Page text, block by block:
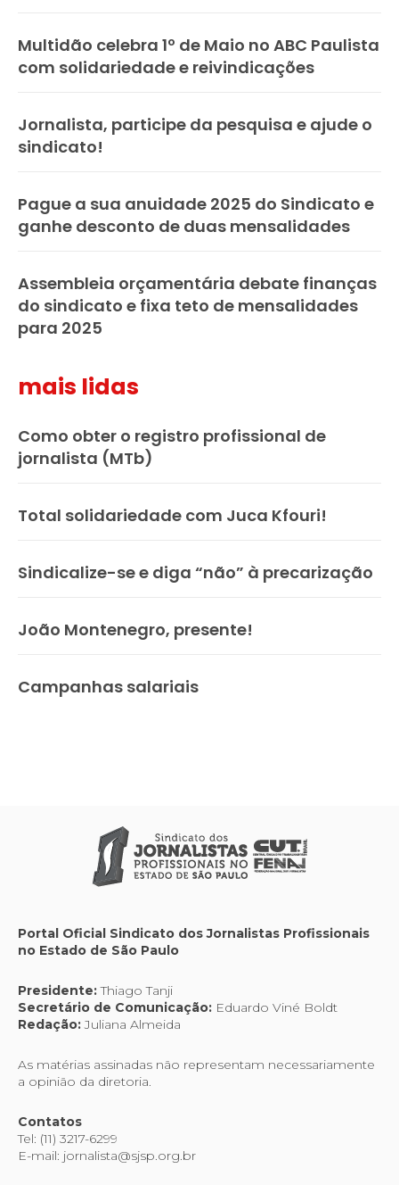
Multidão celebra 1º de Maio no ABC Paulista
com solidariedade e reivindicações
Jornalista, participe da pesquisa e ajude o
sindicato!
Pague a sua anuidade 2025 do Sindicato e
ganhe desconto de duas mensalidades
Assembleia orçamentária debate finanças
do sindicato e fixa teto de mensalidades
para 2025
mais lidas
Como obter o registro profissional de
jornalista (MTb)
Total solidariedade com Juca Kfouri!
Sindicalize-se e diga “não” à precarização
João Montenegro, presente!
Campanhas salariais
Portal Oficial Sindicato dos Jornalistas Profissionais
no Estado de São Paulo
Presidente:Thiago Tanji
Secretário de Comunicação: Eduardo Viné Boldt
Redação:Juliana Almeida
As matérias assinadas não representam necessariamente
a opinião da diretoria.
Contatos
Tel: (11) 3217-6299
E-mail: jornalista@sjsp.org.br